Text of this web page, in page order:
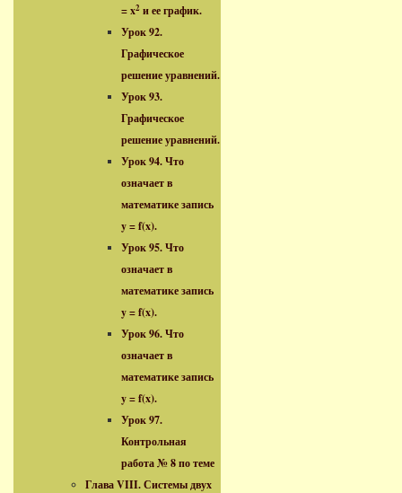
= x2 и ее график.
Урок 92.
Графическое
решение уравнений.
Урок 93.
Графическое
решение уравнений.
Урок 94. Что
означает в
математике запись
y = f(x).
Урок 95. Что
означает в
математике запись
y = f(x).
Урок 96. Что
означает в
математике запись
y = f(x).
Урок 97.
Контрольная
работа № 8 по теме
Глава VIII. Системы двух